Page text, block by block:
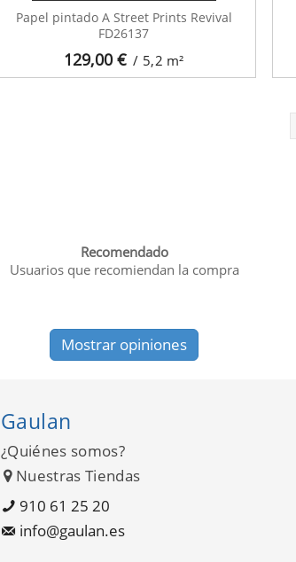
129,00€ / 5,2 m²
Papel pintado A Street Prints Revival
FD26137
Recomendado
Usuarios que recomiendan la compra
Mostrar opiniones
Gaulan
¿Quiénes somos?
Nuestras Tiendas
910 61 25 20
info@gaulan.es